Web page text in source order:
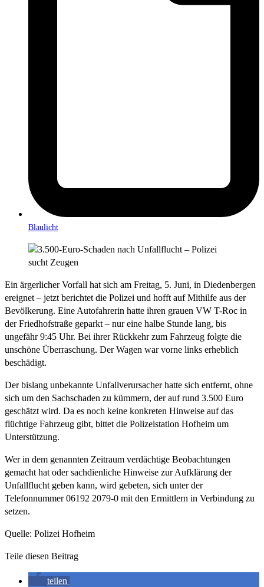
Blaulicht
Ein ärgerlicher Vorfall hat sich am Freitag, 5. Juni, in Diedenbergen
ereignet – jetzt berichtet die Polizei und hofft auf Mithilfe aus der
Bevölkerung. Eine Autofahrerin hatte ihren grauen VW T-Roc in
der Friedhofstraße geparkt – nur eine halbe Stunde lang, bis
ungefähr 9:45 Uhr. Bei ihrer Rückkehr zum Fahrzeug folgte die
unschöne Überraschung. Der Wagen war vorne links erheblich
beschädigt.
Der bislang unbekannte Unfallverursacher hatte sich entfernt, ohne
sich um den Sachschaden zu kümmern, der auf rund 3.500 Euro
geschätzt wird. Da es noch keine konkreten Hinweise auf das
flüchtige Fahrzeug gibt, bittet die Polizeistation Hofheim um
Unterstützung.
Wer in dem genannten Zeitraum verdächtige Beobachtungen
gemacht hat oder sachdienliche Hinweise zur Aufklärung der
Unfallflucht geben kann, wird gebeten, sich unter der
Telefonnummer 06192 2079-0 mit den Ermittlern in Verbindung zu
setzen.
Quelle: Polizei Hofheim
Teile diesen Beitrag
teilen